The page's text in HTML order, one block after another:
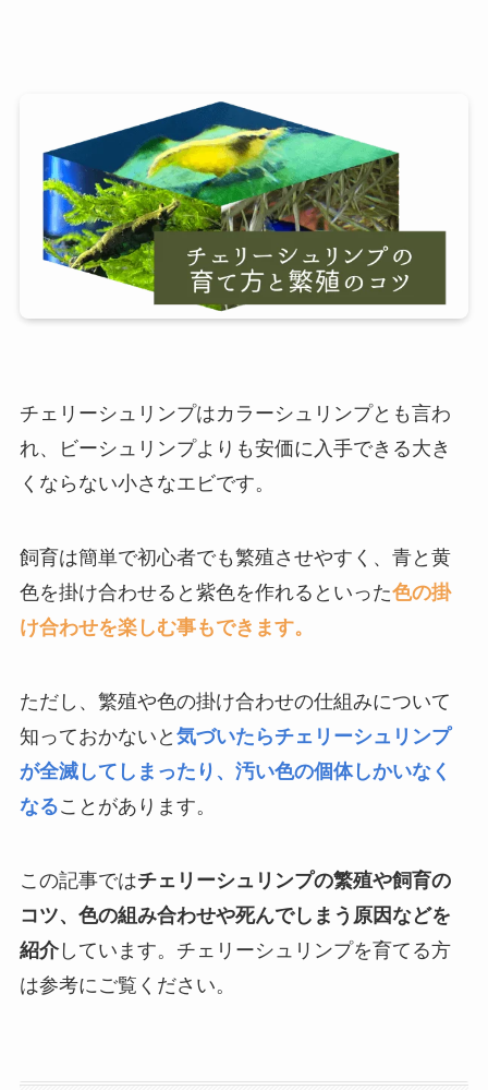
チェリーシュリンプはカラーシュリンプとも言わ
れ、ビーシュリンプよりも安価に入手できる大き
くならない小さなエビです。
飼育は簡単で初心者でも繁殖させやすく、青と黄
色を掛け合わせると紫色を作れるといった色の掛
け合わせを楽しむ事もできます。
ただし、繁殖や色の掛け合わせの仕組みについて
知っておかないと 気づいたらチェリーシュリンプ
が全滅してしまったり、汚い色の個体しかいなく
なることがあります。
この記事ではチェリーシュリンプの繁殖や飼育の
コツ、色の組み合わせや死んでしまう原因などを
紹介しています。チェリーシュリンプを育てる方
は参考にご覧ください。